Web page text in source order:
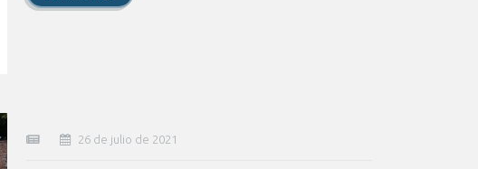
26 de julio de 2021